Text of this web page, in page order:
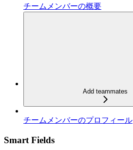
チームメンバーの概要
Add teammates
チームメンバーのプロフィール
Smart Fields